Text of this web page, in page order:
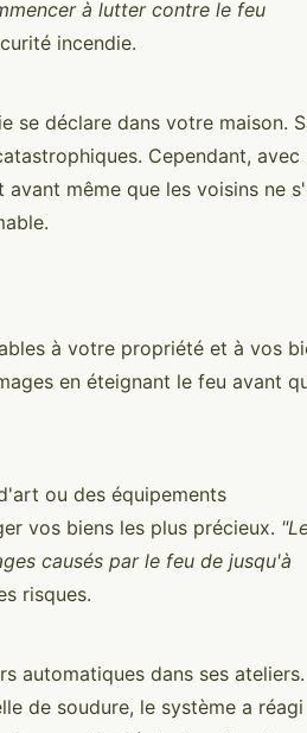
à lutter contre le feu
incendie.
se déclare dans votre maison.
Cependant, avec
même que les voisins ne
à votre propriété et à vos
en éteignant le feu avant
ou des équipements
vos biens les plus précieux.
causés par le feu de jusqu'à
risques.
automatiques dans ses ateliers.
de soudure, le système a réagi